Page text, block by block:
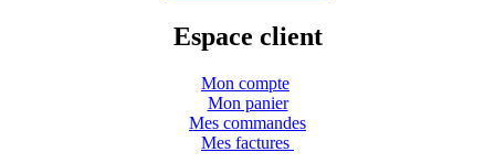
Espace client
Mon compte
Mon panier
Mes commandes
Mes factures